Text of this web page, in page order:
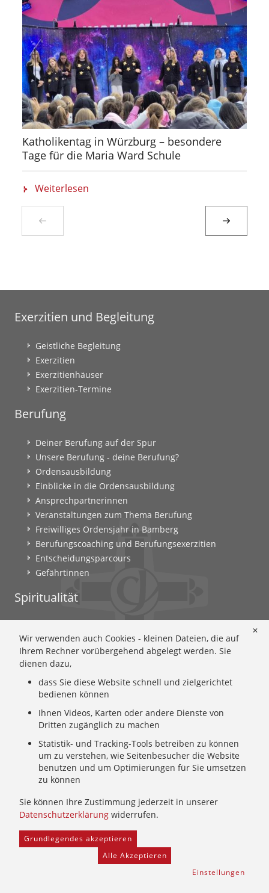
Katholikentag in Würzburg – besondere
Tage für die Maria Ward Schule
Weiterlesen
Exerzitien und Begleitung
Geistliche Begleitung
Exerzitien
Exerzitienhäuser
Exerzitien-Termine
Berufung
Deiner Berufung auf der Spur
Unsere Berufung - deine Berufung?
Ordensausbildung
Einblicke in die Ordensausbildung
Ansprechpartnerinnen
Veranstaltungen zum Thema Berufung
Freiwilliges Ordensjahr in Bamberg
Berufungscoaching und Berufungsexerzitien
Entscheidungsparcours
Gefährtinnen
Spiritualität
Ignatianisch beten: Wie geht das? Eine Anleitung
Ignatianisch und weiblich: Mary Wards Spiritualität
Mary-Ward: Geschichte und Texte im Überblick
Mary Ward 400: Mary Wards erster Weg nach Rom
Spirituelle Impulse
Zeitschrift: Spiritualität konkret
Gemeinschaft
Wer wir sind: Ignatianisch - Weiblich - CJ
Wie wir leben: Unsere Sendung
Wer uns führt: Unsere Ordensleitung
Facebook
Freie Stellen
Schutz und Prävention
Datenschutz
✕
Wir verwenden auch Cookies - kleinen Dateien, die auf
Ihrem Rechner vorübergehend abgelegt werden. Sie
dienen dazu,
dass Sie diese Website schnell und zielgerichtet
bedienen können
Ihnen Videos, Karten oder andere Dienste von
Dritten zugänglich zu machen
Statistik- und Tracking-Tools betreiben zu können
um zu verstehen, wie Seitenbesucher die Website
benutzen und um Optimierungen für Sie umsetzen
zu können
Sie können Ihre Zustimmung jederzeit in unserer
Datenschutzerklärung widerrufen.
Grundlegendes akzeptieren
Alle Akzeptieren
Einstellungen